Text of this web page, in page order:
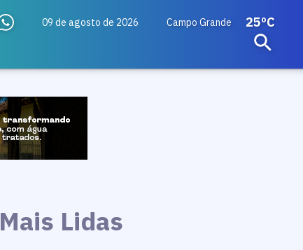
09 de agosto de 2026 Campo Grande 25ºC
Mais Lidas